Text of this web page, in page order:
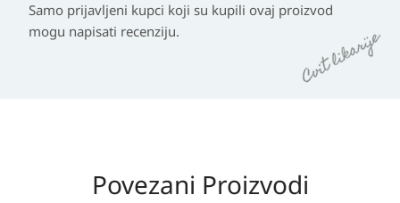
Samo prijavljeni kupci koji su kupili ovaj proizvod
mogu napisati recenziju.
Povezani Proizvodi